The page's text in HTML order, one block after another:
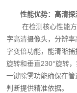
性能优势：高清
在检测核心性能
字高清摄像头，分辨
字变倍功能，能清晰
旋转和垂直230°旋转
一键除雾功能确保在
判断提供精准依据。